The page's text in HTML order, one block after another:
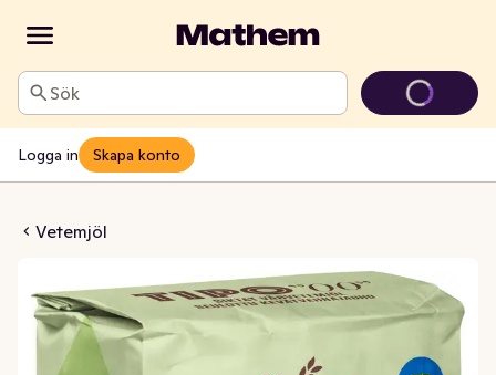
Sök
Logga in Skapa konto
Vetemjöl
Ramlösa Kvarn